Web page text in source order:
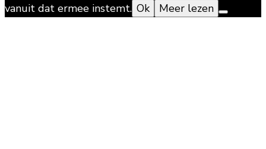
vanuit dat ermee instemt. Ok Meer lezen